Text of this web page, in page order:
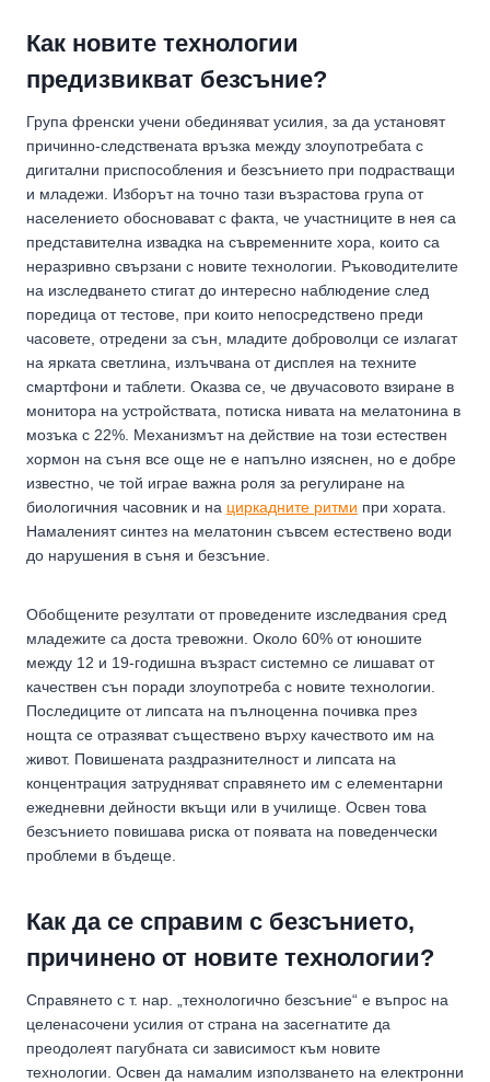
Как новите технологии
предизвикват безсъние?
Група френски учени обединяват усилия, за да установят
причинно-следствената връзка между злоупотребата с
дигитални приспособления и безсънието при подрастващи
и младежи. Изборът на точно тази възрастова група от
населението обосновават с факта, че участниците в нея са
представителна извадка на съвременните хора, които са
неразривно свързани с новите технологии. Ръководителите
на изследването стигат до интересно наблюдение след
поредица от тестове, при които непосредствено преди
часовете, отредени за сън, младите доброволци се излагат
на ярката светлина, излъчвана от дисплея на техните
смартфони и таблети. Оказва се, че двучасовото взиране в
монитора на устройствата, потиска нивата на мелатонина в
мозъка с 22%. Механизмът на действие на този естествен
хормон на съня все още не е напълно изяснен, но е добре
известно, че той играе важна роля за регулиране на
биологичния часовник и на циркадните ритми при хората.
Намаленият синтез на мелатонин съвсем естествено води
до нарушения в съня и безсъние.
Обобщените резултати от проведените изследвания сред
младежите са доста тревожни. Около 60% от юношите
между 12 и 19-годишна възраст системно се лишават от
качествен сън поради злоупотреба с новите технологии.
Последиците от липсата на пълноценна почивка през
нощта се отразяват съществено върху качеството им на
живот. Повишената раздразнителност и липсата на
концентрация затрудняват справянето им с елементарни
ежедневни дейности вкъщи или в училище. Освен това
безсънието повишава риска от появата на поведенчески
проблеми в бъдеще.
Как да се справим с безсънието,
причинено от новите технологии?
Справянето с т. нар. „технологично безсъние“ е въпрос на
целенасочени усилия от страна на засегнатите да
преодолеят пагубната си зависимост към новите
технологии. Освен да намалим използването на електронни